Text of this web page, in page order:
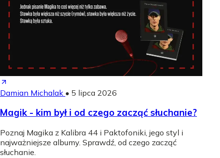
Damian Michalak • 5 lipca 2026
Magik - kim był i od czego zacząć słuchanie?
Poznaj Magika z Kalibra 44 i Paktofoniki, jego styl i
najważniejsze albumy. Sprawdź, od czego zacząć
słuchanie.